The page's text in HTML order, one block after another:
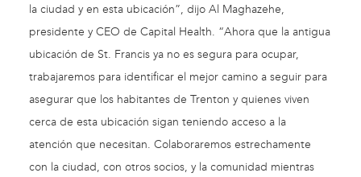
la ciudad y en esta ubicación”, dijo Al Maghazehe,
presidente y CEO de Capital Health. “Ahora que la antigua
ubicación de St. Francis ya no es segura para ocupar,
trabajaremos para identificar el mejor camino a seguir para
asegurar que los habitantes de Trenton y quienes viven
cerca de esta ubicación sigan teniendo acceso a la
atención que necesitan. Colaboraremos estrechamente
con la ciudad, con otros socios, y la comunidad mientras